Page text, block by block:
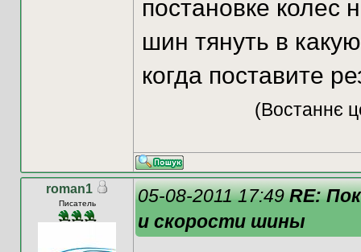
постановке колес
шин тянуть в
когда поставите
(Востаннє
roman1
Писатель 05-08-2011 17:49RE:
и скорости шины